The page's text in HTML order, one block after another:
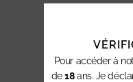
Pour accéder à
de18ans. Je